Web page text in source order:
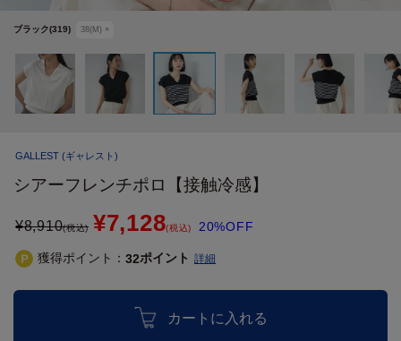
ブラック(319) 38(M) ×
GALLEST (ギャレスト)
シアーフレンチポロ【接触冷感】
¥8,910(税込) ¥7,128(税込) 20%OFF
獲得ポイント： 32ポイント 詳細
カートに入れる